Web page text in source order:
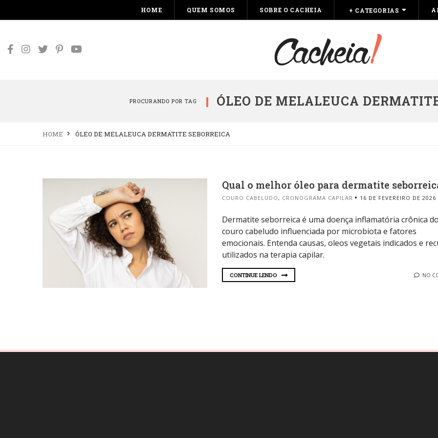
HOME QUEM SOMOS SOBRE O CACHEIA + CATEGORIAS
PROCURANDO POR TAG ÓLEO DE MELALEUCA
HOME ÓLEO DE MELALEUCA DERMATITE SEBORREICA
Qual o melhor óleo para dermatite
COURO CABELUDO , CRONOGRAMA CAPILAR 16 DE FEVEREIRO DE 2026
Dermatite seborreica é uma doença inflamatória crônica do
couro cabeludo influenciada por microbiota e fatores
emocionais. Entenda causas, oleos vegetais indicados e
utilizados na terapia capilar.
CONTINUE LENDO NO